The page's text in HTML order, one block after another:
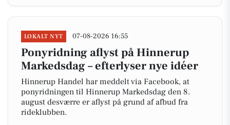
LOKALT NYT 07-08-2026 16:55
Ponyridning aflyst på Hinnerup
Markedsdag – efterlyser nye idéer
Hinnerup Handel har meddelt via Facebook, at
ponyridningen til Hinnerup Markedsdag den 8.
august desværre er aflyst på grund af afbud fra
rideklubben.